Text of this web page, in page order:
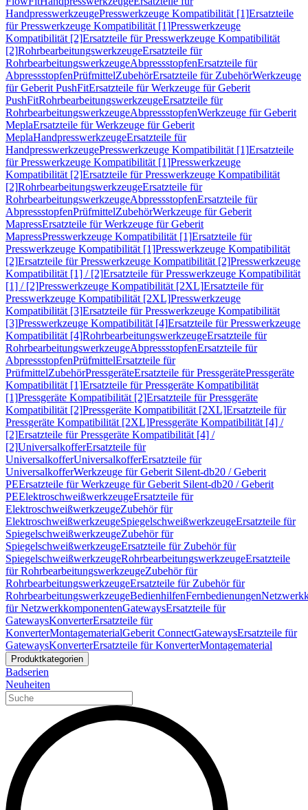
HandpresswerkzeugePresswerkzeuge Kompatibilität [1]Ersatzteile
für Presswerkzeuge Kompatibilität [1]Presswerkzeuge
Kompatibilität [2]Ersatzteile für Presswerkzeuge Kompatibilität
[2]RohrbearbeitungswerkzeugeErsatzteile für
RohrbearbeitungswerkzeugeAbpressstopfenErsatzteile für
AbpressstopfenPrüfmittelZubehörErsatzteile für ZubehörWerkzeuge
für Geberit PushFitErsatzteile für Werkzeuge für Geberit
PushFitRohrbearbeitungswerkzeugeErsatzteile für
RohrbearbeitungswerkzeugeAbpressstopfenWerkzeuge für Geberit
MeplaErsatzteile für Werkzeuge für Geberit
MeplaHandpresswerkzeugeErsatzteile für
HandpresswerkzeugePresswerkzeuge Kompatibilität [1]Ersatzteile
für Presswerkzeuge Kompatibilität [1]Presswerkzeuge
Kompatibilität [2]Ersatzteile für Presswerkzeuge Kompatibilität
[2]RohrbearbeitungswerkzeugeErsatzteile für
RohrbearbeitungswerkzeugeAbpressstopfenErsatzteile für
AbpressstopfenPrüfmittelZubehörWerkzeuge für Geberit
MapressErsatzteile für Werkzeuge für Geberit
MapressPresswerkzeuge Kompatibilität [1]Ersatzteile für
Presswerkzeuge Kompatibilität [1]Presswerkzeuge Kompatibilität
[2]Ersatzteile für Presswerkzeuge Kompatibilität [2]Presswerkzeuge
Kompatibilität [1] / [2]Ersatzteile für Presswerkzeuge Kompatibilität
[1] / [2]Presswerkzeuge Kompatibilität [2XL]Ersatzteile für
Presswerkzeuge Kompatibilität [2XL]Presswerkzeuge
Kompatibilität [3]Ersatzteile für Presswerkzeuge Kompatibilität
[3]Presswerkzeuge Kompatibilität [4]Ersatzteile für Presswerkzeuge
Kompatibilität [4]RohrbearbeitungswerkzeugeErsatzteile für
RohrbearbeitungswerkzeugeAbpressstopfenErsatzteile für
AbpressstopfenPrüfmittelErsatzteile für
PrüfmittelZubehörPressgeräteErsatzteile für PressgerätePressgeräte
Kompatibilität [1]Ersatzteile für Pressgeräte Kompatibilität
[1]Pressgeräte Kompatibilität [2]Ersatzteile für Pressgeräte
Kompatibilität [2]Pressgeräte Kompatibilität [2XL]Ersatzteile für
Pressgeräte Kompatibilität [2XL]Pressgeräte Kompatibilität [4] /
[2]Ersatzteile für Pressgeräte Kompatibilität [4] /
[2]UniversalkofferErsatzteile für
UniversalkofferUniversalkofferErsatzteile für
UniversalkofferWerkzeuge für Geberit Silent-db20 / Geberit
PEErsatzteile für Werkzeuge für Geberit Silent-db20 / Geberit
PEElektroschweißwerkzeugeErsatzteile für
ElektroschweißwerkzeugeZubehör für
ElektroschweißwerkzeugeSpiegelschweißwerkzeugeErsatzteile für
SpiegelschweißwerkzeugeZubehör für
SpiegelschweißwerkzeugeErsatzteile für Zubehör für
SpiegelschweißwerkzeugeRohrbearbeitungswerkzeugeErsatzteile
für RohrbearbeitungswerkzeugeZubehör für
RohrbearbeitungswerkzeugeErsatzteile für Zubehör für
RohrbearbeitungswerkzeugeBedienhilfenFernbedienungen
für NetzwerkkomponentenGatewaysErsatzteile für
GatewaysKonverterErsatzteile für
KonverterMontagematerialGeberit ConnectGatewaysErsatzteile für
GatewaysKonverterErsatzteile für KonverterMontagematerial
Produktkategorien
Badserien
Neuheiten